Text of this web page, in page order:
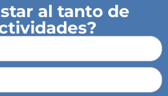
al tanto de